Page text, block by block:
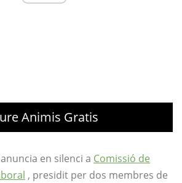
Animis Gratis
en silenci a Comissió de
, presidit per dos membres de